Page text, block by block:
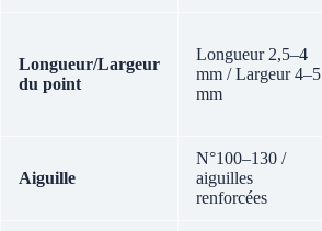
Longueur/Largeur
du point
Longueur 2,5–4
mm / Largeur 4–5
mm
Aiguille
N°100–130 /
aiguilles
renforcées